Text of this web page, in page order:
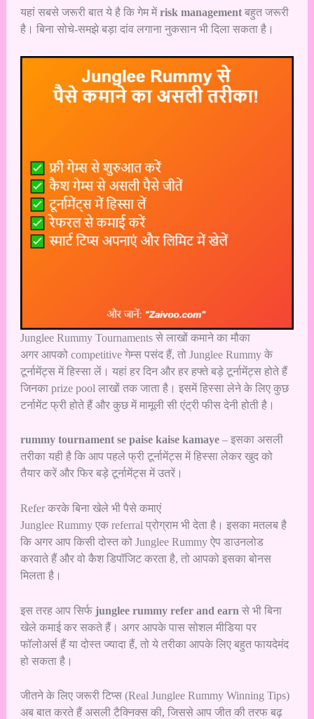
यहां सबसे जरूरी बात ये है कि गेम मेंrisk managementबहुत जरूरी
है। बिना सोचे-समझे बड़ा दांव लगाना नुकसान भी दिला सकता है।
Junglee Rummy Tournaments से लाखों कमाने का मौका
अगर आपको competitive गेम्स पसंद हैं, तो Junglee Rummy के
टूर्नामेंट्स में हिस्सा लें। यहां हर दिन और हर हफ्ते बड़े टूर्नामेंट्स होते हैं
जिनका prize pool लाखों तक जाता है। इसमें हिस्सा लेने के लिए कुछ
टर्नामेंट फ्री होते हैं और कुछ में मामूली सी एंट्री फीस देनी होती है।
rummy tournament se paise kaise kamaye– इसका असली
तरीका यही है कि आप पहले फ्री टूर्नामेंट्स में हिस्सा लेकर खुद को
तैयार करें और फिर बड़े टूर्नामेंट्स में उतरें।
Refer करके बिना खेले भी पैसे कमाएं
Junglee Rummy एक referral प्रोग्राम भी देता है। इसका मतलब है
कि अगर आप किसी दोस्त को Junglee Rummy ऐप डाउनलोड
करवाते हैं और वो कैश डिपॉजिट करता है, तो आपको इसका बोनस
मिलता है।
इस तरह आप सिर्फ junglee rummy refer and earn से भी बिना
खेले कमाई कर सकते हैं। अगर आपके पास सोशल मीडिया पर
फॉलोअर्स हैं या दोस्त ज्यादा हैं, तो ये तरीका आपके लिए बहुत फायदेमंद
हो सकता है।
जीतने के लिए जरूरी टिप्स (Real Junglee Rummy Winning Tips)
अब बात करते हैं असली टैक्निक्स की, जिससे आप जीत की तरफ बढ़